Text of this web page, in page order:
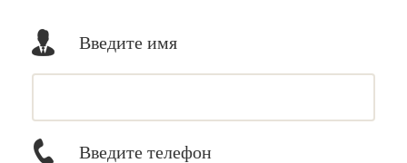
Введите имя
Введите телефон